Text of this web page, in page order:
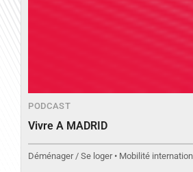
PODCAST
Vivre A MADRID
Déménager / Se loger • Mobilité